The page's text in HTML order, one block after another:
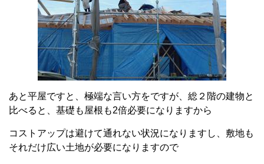
あと平屋ですと、極端な言い方をですが、総２階の建物と
比べると、基礎も屋根も2倍必要になりますから
コストアップは避けて通れない状況になりますし、敷地も
それだけ広い土地が必要になりますので